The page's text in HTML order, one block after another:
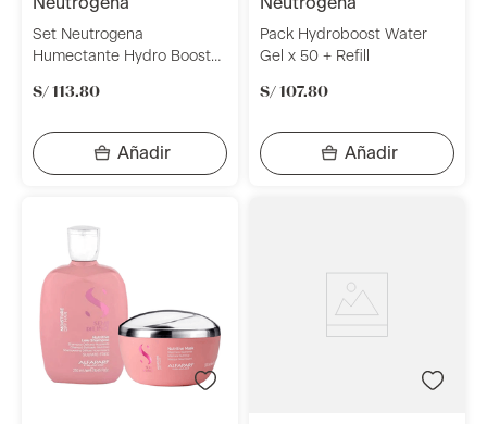
Set Neutrogena
Humectante Hydro Boost
Humectante Hydro Boost
S/ 113.80
Pack Hydroboost Water
Gel x 50 + Refill
S/ 107.80